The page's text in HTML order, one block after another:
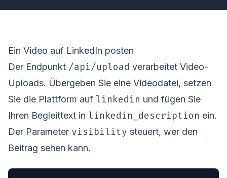
Ein Video auf LinkedIn posten
Der Endpunkt /api/upload verarbeitet Video-
Uploads. Übergeben Sie eine Videodatei, setzen
Sie die Plattform auf linkedin und fügen Sie
Ihren Begleittext in linkedin_description ein.
Der Parameter visibility steuert, wer den
Beitrag sehen kann.